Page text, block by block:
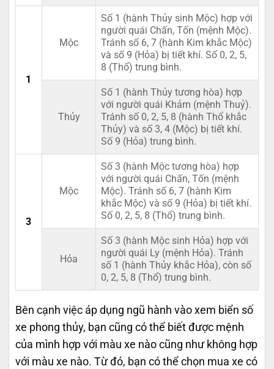
1
Mộc
Số 1 (hành Thủy sinh Mộc) hợp với
người quái Chấn, Tốn (mệnh Mộc).
Tránh số 6, 7 (hành Kim khắc Mộc)
và số 9 (Hỏa) bị tiết khí. Số 0, 2, 5,
8 (Thổ) trung bình.
Thủy
Số 1 (hành Thủy tương hòa) hợp
với người quái Khảm (mệnh Thuỷ).
Tránh số 0, 2, 5, 8 (hành Thổ khắc
Thủy) và số 3, 4 (Mộc) bị tiết khí.
Số 9 (Hỏa) trung bình.
3
Mộc
Số 3 (hành Mộc tương hòa) hợp
với người quái Chấn, Tốn (mệnh
Mộc). Tránh số 6, 7 (hành Kim
khắc Mộc) và số 9 (Hỏa) bị tiết khí.
Số 0, 2, 5, 8 (Thổ) trung bình.
Hỏa
Số 3 (hành Mộc sinh Hỏa) hợp với
người quái Ly (mệnh Hỏa). Tránh
số 1 (hành Thủy khắc Hỏa), còn số
0, 2, 5, 8 (Thổ) trung bình.
Bên cạnh việc áp dụng ngũ hành vào xem biển số
xe phong thủy, bạn cũng có thể biết được mệnh
của mình hợp với màu xe nào cũng như không hợp
với màu xe nào. Từ đó, bạn có thể chọn mua xe có